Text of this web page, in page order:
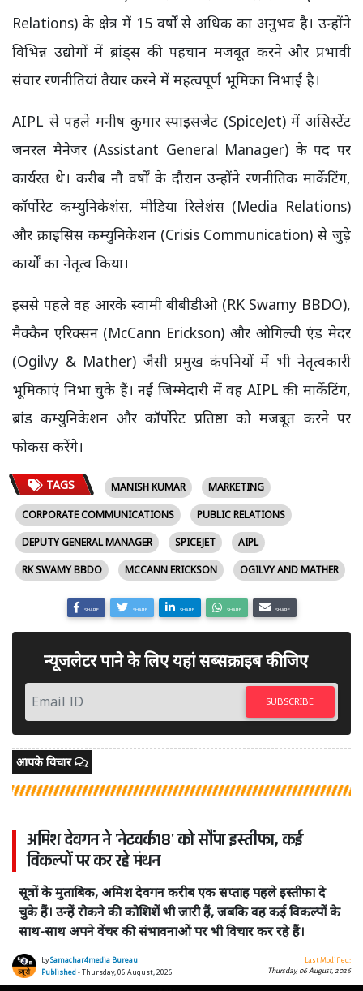
Relations) के क्षेत्र में 15 वर्षों से अधिक का अनुभव है। उन्होंने
विभिन्न उद्योगों में ब्रांड्स की पहचान मजबूत करने और प्रभावी
संचार रणनीतियां तैयार करने में महत्वपूर्ण भूमिका निभाई है।
AIPL से पहले मनीष कुमार स्पाइसजेट (SpiceJet) में असिस्टेंट
जनरल मैनेजर (Assistant General Manager) के पद पर
कार्यरत थे। करीब नौ वर्षों के दौरान उन्होंने रणनीतिक मार्केटिंग,
कॉर्पोरेट कम्युनिकेशंस, मीडिया रिलेशंस (Media Relations)
और क्राइसिस कम्युनिकेशन (Crisis Communication) से जुड़े
कार्यों का नेतृत्व किया।
इससे पहले वह आरके स्वामी बीबीडीओ (RK Swamy BBDO),
मैक्कैन एरिक्सन (McCann Erickson) और ओगिल्वी एंड मेदर
(Ogilvy & Mather) जैसी प्रमुख कंपनियों में भी नेतृत्वकारी
भूमिकाएं निभा चुके हैं। नई जिम्मेदारी में वह AIPL की मार्केटिंग,
ब्रांड कम्युनिकेशन और कॉर्पोरेट प्रतिष्ठा को मजबूत करने पर
फोकस करेंगे।
TAGS MANISH KUMAR
MARKETING
CORPORATE COMMUNICATIONS
PUBLIC RELATIONS
DEPUTY GENERAL MANAGER
SPICEJET
AIPL
RK SWAMY BBDO
MCCANN ERICKSON OGILVY AND MATHER
SHARE SHARE SHARE SHARE SHARE
न्यूजलेटर पाने के लिए यहां सब्सक्राइब कीजिए
SUBSCRIBE
आपके विचार
अमिश देवगन ने 'नेटवर्क18' को सौंपा इस्तीफा, कई
विकल्पों पर कर रहे मंथन
सूत्रों के मुताबिक, अमिश देवगन करीब एक सप्ताह पहले इस्तीफा दे
चुके हैं। उन्हें रोकने की कोशिशें भी जारी हैं, जबकि वह कई विकल्पों के
साथ-साथ अपने वेंचर की संभावनाओं पर भी विचार कर रहे हैं।
bySamachar4media Bureau
Published- Thursday, 06 August, 2026
Last Modified:
Thursday, 06 August, 2026